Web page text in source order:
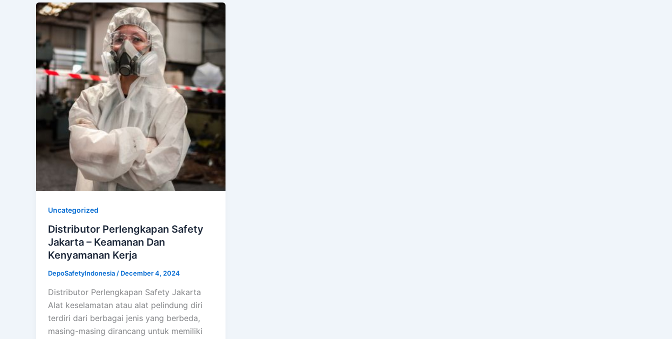
Uncategorized
Distributor Perlengkapan Safety
Jakarta – Keamanan Dan
Kenyamanan Kerja
DepoSafetyIndonesia / December 4, 2024
Distributor Perlengkapan Safety Jakarta
Alat keselamatan atau alat pelindung diri
terdiri dari berbagai jenis yang berbeda,
masing-masing dirancang untuk memiliki